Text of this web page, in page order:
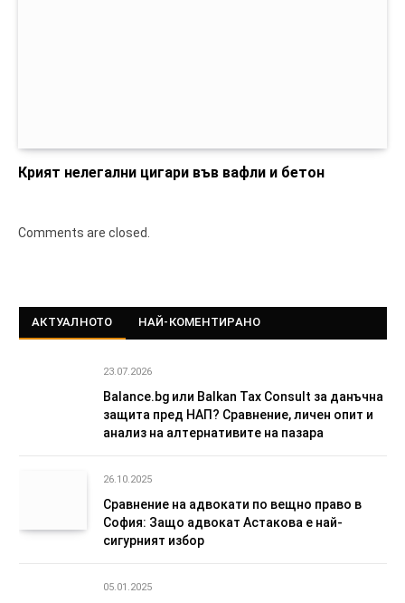
Крият нелегални цигари във вафли и бетон
Comments are closed.
АКТУАЛНОТО НАЙ-КОМЕНТИРАНО
23.07.2026
Balance.bg или Balkan Tax Consult за данъчна
защита пред НАП? Сравнение, личен опит и
анализ на алтернативите на пазара
26.10.2025
Сравнение на адвокати по вещно право в
София: Защо адвокат Астакова е най-
сигурният избор
05.01.2025